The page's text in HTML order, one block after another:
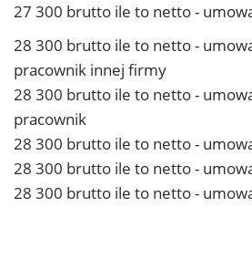
27 300 brutto ile to netto -
28 300 brutto ile to netto -
pracownik innej firmy
28 300 brutto ile to netto -
pracownik
28 300 brutto ile to netto -
28 300 brutto ile to netto -
28 300 brutto ile to netto -